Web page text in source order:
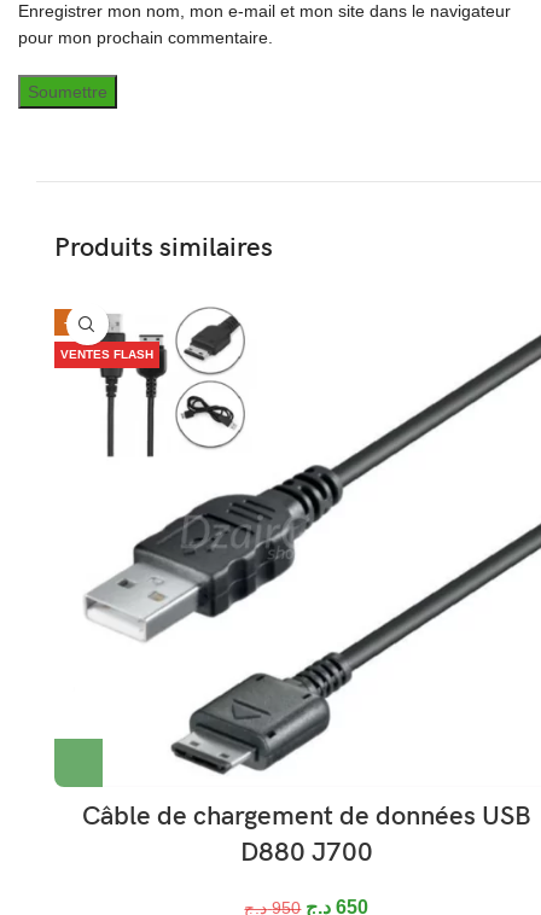
Enregistrer mon nom, mon e-mail et mon site dans le navigateur
pour mon prochain commentaire.
Produits similaires
-32%
VENTES FLASH
Câble de chargement de données USB
D880 J700
950 د.ج 650 د.ج